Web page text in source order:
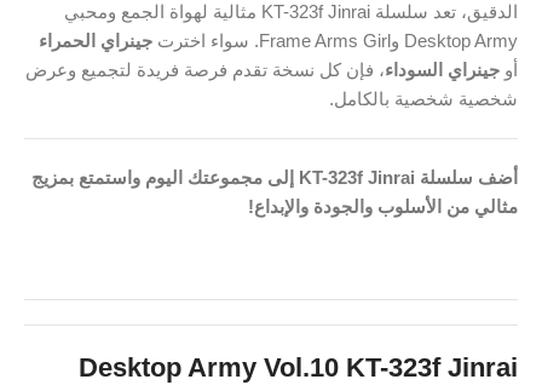
الدقيق، تعد سلسلة KT-323f Jinrai مثالية لهواة الجمع ومحبي
Desktop Army وFrame Arms Girl. سواء اخترت
جينراي الحمراء
أو جينراي السوداء، فإن كل نسخة تقدم فرصة فريدة لتجميع وعرض
شخصية شخصية بالكامل.
أضف سلسلة KT-323f Jinrai إلى مجموعتك اليوم واستمتع بمزيج
مثالي من الأسلوب والجودة والإبداع!
Desktop Army Vol.10 KT-323f Jinrai